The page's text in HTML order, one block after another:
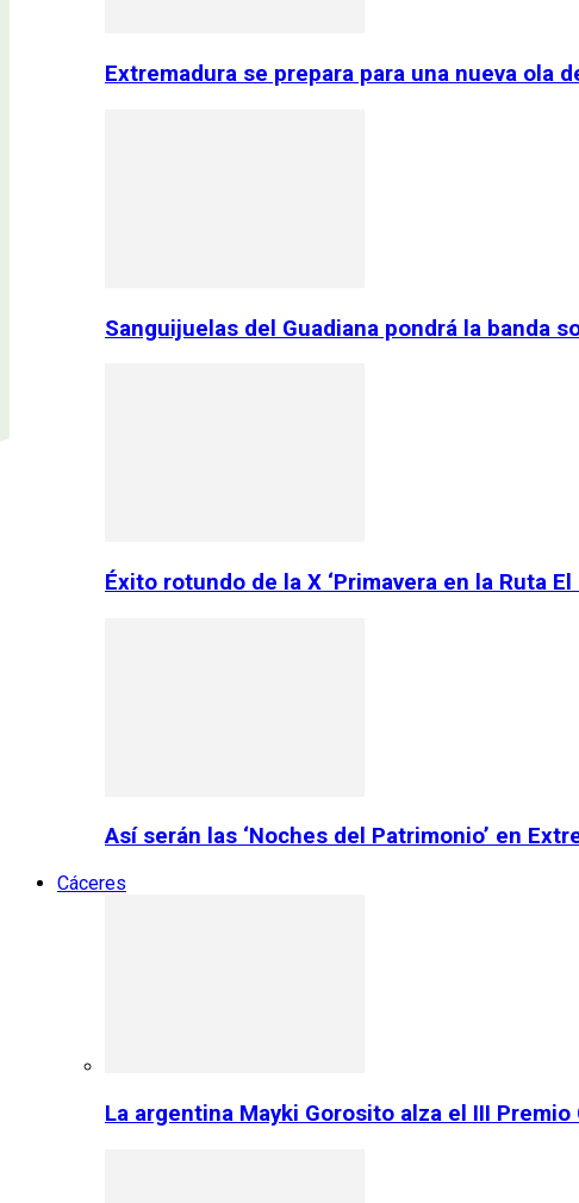
Extremadura se prepara para una nueva ola
Sanguijuelas del Guadiana pondrá la banda
Éxito rotundo de la X ‘Primavera en la Ruta
Así serán las ‘Noches del Patrimonio’ en
Cáceres
La argentina Mayki Gorosito alza el III Premio